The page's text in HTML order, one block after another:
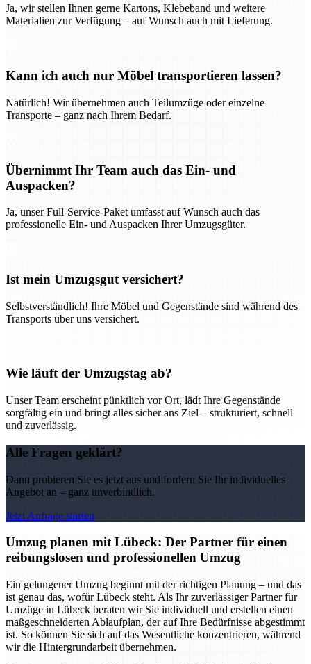
Ja, wir stellen Ihnen gerne Kartons, Klebeband und weitere
Materialien zur Verfügung – auf Wunsch auch mit Lieferung.
Kann ich auch nur Möbel transportieren lassen?
Natürlich! Wir übernehmen auch Teilumzüge oder einzelne
Transporte – ganz nach Ihrem Bedarf.
Übernimmt Ihr Team auch das Ein- und
Auspacken?
Ja, unser Full-Service-Paket umfasst auf Wunsch auch das
professionelle Ein- und Auspacken Ihrer Umzugsgüter.
Ist mein Umzugsgut versichert?
Selbstverständlich! Ihre Möbel und Gegenstände sind während des
Transports über uns versichert.
Wie läuft der Umzugstag ab?
Unser Team erscheint pünktlich vor Ort, lädt Ihre Gegenstände
sorgfältig ein und bringt alles sicher ans Ziel – strukturiert, schnell
und zuverlässig.
Alle Fragen geklärt?
Dann probieren Sie es jetzt aus und fordern Sie Ihr individuelles
Angebot an – ganz unverbindlich.
Jetzt Anfrage starten
Umzug planen mit Lübeck: Der Partner für einen
reibungslosen und professionellen Umzug
Ein gelungener Umzug beginnt mit der richtigen Planung – und das
ist genau das, wofür Lübeck steht. Als Ihr zuverlässiger Partner für
Umzüge in Lübeck beraten wir Sie individuell und erstellen einen
maßgeschneiderten Ablaufplan, der auf Ihre Bedürfnisse abgestimmt
ist. So können Sie sich auf das Wesentliche konzentrieren, während
wir die Hintergrundarbeit übernehmen.